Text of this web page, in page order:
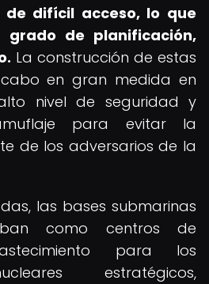
de difícil acceso, lo que
de planificación,
La construcción de estas
en gran medida en
nivel de seguridad y
para evitar la
de los adversarios de la
las bases submarinas
como centros de
para los
estratégicos,